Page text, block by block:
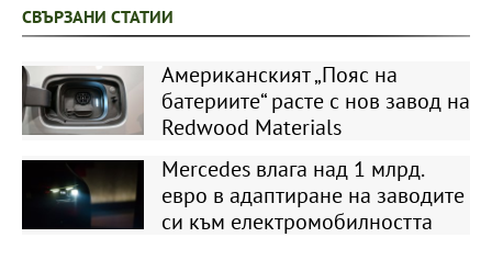
СВЪРЗАНИ СТАТИИ
Американският „Пояс на
батериите“ расте с нов завод на
Redwood Materials
Mercedes влага над 1 млрд.
евро в адаптиране на заводите
си към електромобилността